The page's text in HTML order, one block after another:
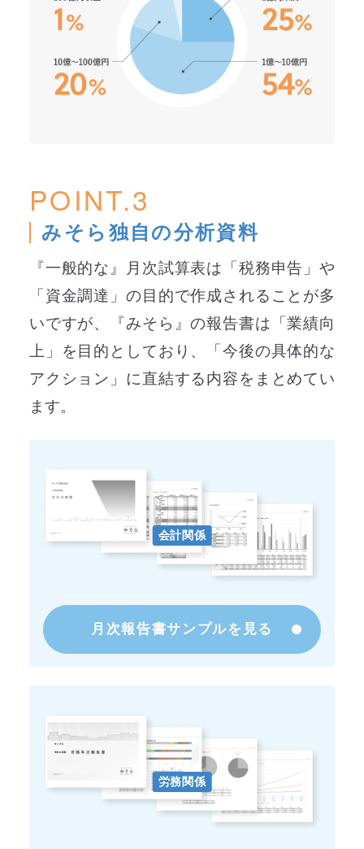
POINT.3
みそら独自の分析資料
『一般的な』月次試算表は「税務申告」や
「資金調達」の目的で作成されることが多
いですが、『みそら』の報告書は「業績向
上」を目的としており、「今後の具体的な
アクション」に直結する内容をまとめてい
ます。
会計関係
月次報告書サンプルを見る
労務関係